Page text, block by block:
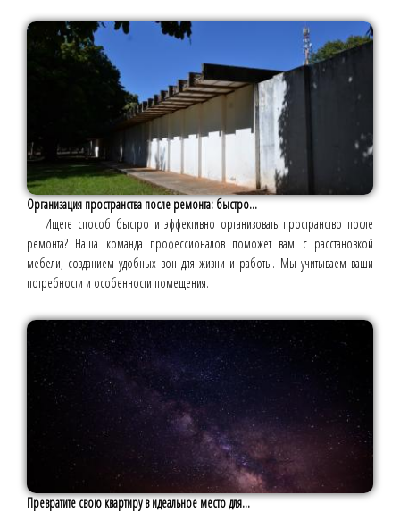
Организация пространства после ремонта: быстро...
Ищете способ быстро и эффективно организовать пространство после
ремонта? Наша команда профессионалов поможет вам с расстановкой
мебели, созданием удобных зон для жизни и работы. Мы учитываем ваши
потребности и особенности помещения.
Превратите свою квартиру в идеальное место для...